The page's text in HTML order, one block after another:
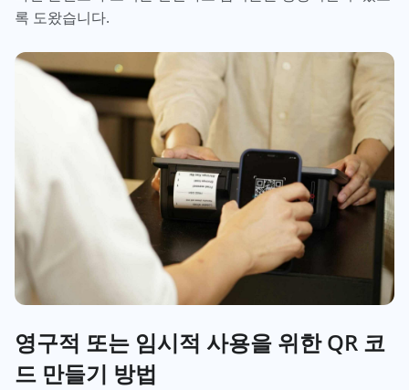
록 도왔습니다.
영구적 또는 임시적 사용을 위한 QR 코
드 만들기 방법